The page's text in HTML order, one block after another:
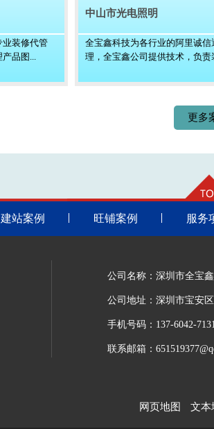
业装修代管
品图...
中山市光电照明
全宝鑫科技为各行业的阿里诚
理，全宝鑫公司提供技术，负
更多
建站案例 旺铺案例 服务
公司名称：深圳市全宝
公司地址：深圳市宝安
手机号码：137-6042-
联系邮箱：
网页地图 文本